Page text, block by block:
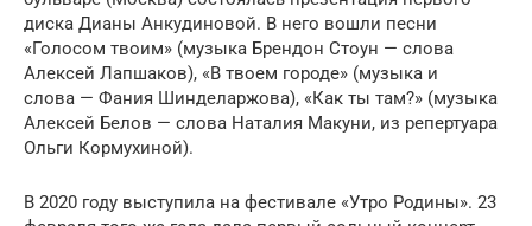
диска Дианы Анкудиновой. В него вошли песни
«Голосом твоим» (музыка Брендон Стоун — слова
Алексей Лапшаков), «В твоем городе» (музыка и
слова — Фания Шинделаржова), «Как ты там?» (музыка
Алексей Белов — слова Наталия Макуни, из репертуара
Ольги Кормухиной).
В 2020 году выступила на фестивале «Утро Родины». 23